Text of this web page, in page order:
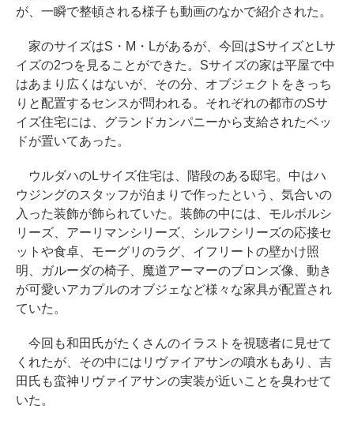
が、一瞬で整頓される様子も動画のなかで紹介された。
家のサイズはS・M・Lがあるが、今回はSサイズとLサ
イズの2つを見ることができた。Sサイズの家は平屋で中
はあまり広くはないが、その分、オブジェクトをきっち
りと配置するセンスが問われる。それぞれの都市のSサ
イズ住宅には、グランドカンパニーから支給されたベッ
ドが置いてあった。
ウルダハのLサイズ住宅は、階段のある邸宅。中はハ
ウジングのスタッフが泊まりで作ったという、気合いの
入った装飾が飾られていた。装飾の中には、モルボルシ
リーズ、アーリマンシリーズ、シルフシリーズの応接セ
ットや食卓、モーグリのラグ、イフリートの壁かけ照
明、ガルーダの椅子、魔道アーマーのブロンズ像、動き
が可愛いアカプルのオブジェなど様々な家具が配置され
ていた。
今回も和田氏がたくさんのイラストを視聴者に見せて
くれたが、その中にはリヴァイアサンの噴水もあり、吉
田氏も蛮神リヴァイアサンの実装が近いことを臭わせて
いた。